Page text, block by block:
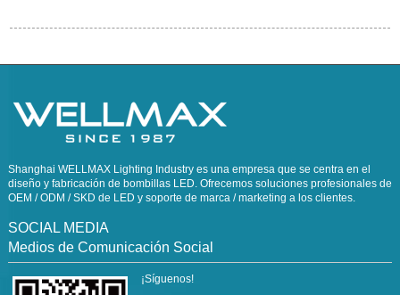
Shanghai WELLMAX Lighting Industry es una empresa que se centra en el
diseño y fabricación de bombillas LED. Ofrecemos soluciones profesionales de
OEM / ODM / SKD de LED y soporte de marca / marketing a los clientes.
SOCIAL MEDIA
Medios de Comunicación Social
¡Síguenos!